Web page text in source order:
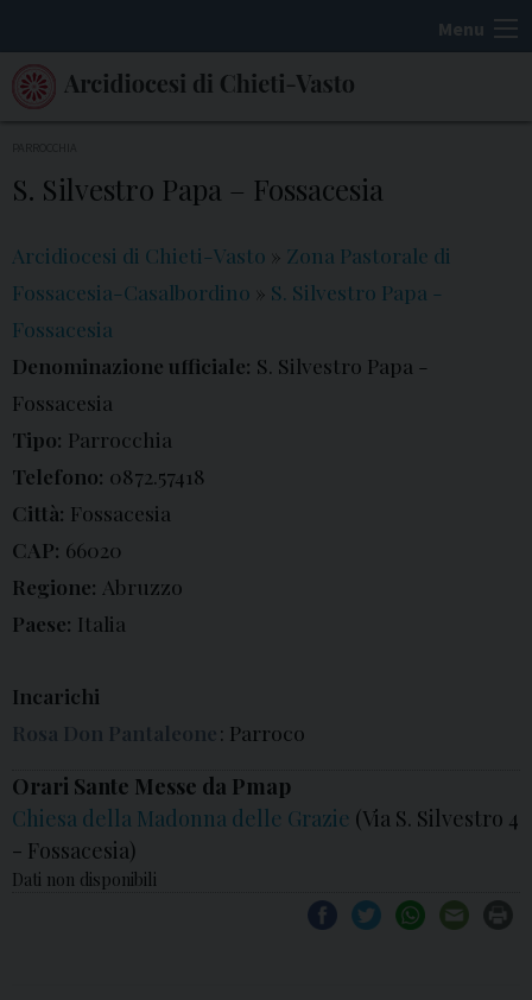
k
Menu
S. Silvestro Papa – Fossacesia
Arcidiocesi di Chieti-Vasto » Zona Pastorale di
Fossacesia-Casalbordino » S. Silvestro Papa -
Fossacesia
Denominazione ufficiale: S. Silvestro Papa -
Fossacesia
Tipo: Parrocchia
Telefono: 0872.57418
Città: Fossacesia
CAP: 66020
Regione: Abruzzo
Paese: Italia
Incarichi
Rosa Don Pantaleone: Parroco
Orari Sante Messe da Pmap
Chiesa della Madonna delle Grazie (Via S. Silvestro 4
- Fossacesia)
Dati non disponibili